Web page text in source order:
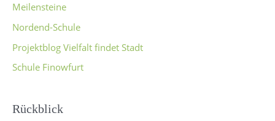
Meilensteine
Nordend-Schule
Projektblog Vielfalt findet Stadt
Schule Finowfurt
Rückblick